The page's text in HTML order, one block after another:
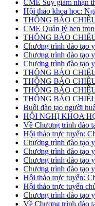
CME Suy giảm nhận
Hội thảo khoa học:
THÔNG BÁO CHIÊU
CME Quản lý hen
THÔNG BÁO
Chương trình đào tạo
Chương trình đào tạo
Chương trình đào tạo
THÔNG BÁO
THÔNG BÁO
THÔNG BÁO
THÔNG BÁO
Buổi đào tạo người
HỘI NGHỊ KHOA
Về Chương trình đào
Hội thảo trực tuyến:
Chương trình đào tạo
Chương trình đào tạo
Chương trình đào tạo
Chương trình đào tạo
Hội thảo trực tuyến:
Hội thảo trực tuyến
Chương trình đào tạo
Về Chương trình đào